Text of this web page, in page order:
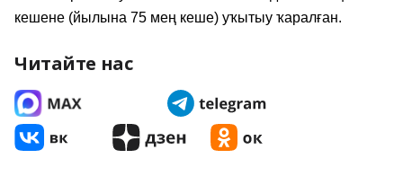
кешене (йылына 75 мең кеше) уҡытыу ҡаралған.
Читайте нас